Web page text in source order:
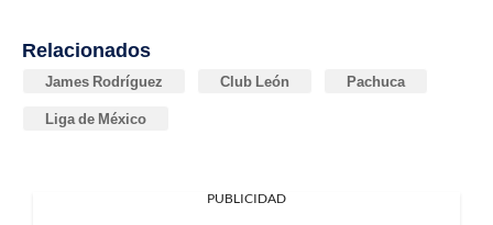
Relacionados
James Rodríguez Club León Pachuca
Liga de México
PUBLICIDAD